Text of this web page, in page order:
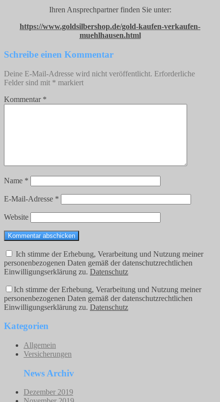
Ihren Ansprechpartner finden Sie unter:
https://www.goldsilbershop.de/gold-kaufen-verkaufen-
muehlhausen.html
Schreibe einen Kommentar
Deine E-Mail-Adresse wird nicht veröffentlicht. Erforderliche
Felder sind mit * markiert
Kommentar *
Name *
E-Mail-Adresse *
Website
Ich stimme der Erhebung, Verarbeitung und Nutzung meiner
personenbezogenen Daten gemäß der datenschutzrechtlichen
Einwilligungserklärung zu. Datenschutz
Ich stimme der Erhebung, Verarbeitung und Nutzung meiner
personenbezogenen Daten gemäß der datenschutzrechtlichen
Einwilligungserklärung zu. Datenschutz
Kategorien
Allgemein
Versicherungen
News Archiv
Dezember 2019